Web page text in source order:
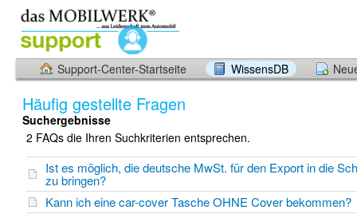
Support-Center-Startseite WissensDB
Häufig gestellte Fragen
Suchergebnisse
2 FAQs die Ihren Suchkriterien entsprechen.
Ist es möglich, die deutsche MwSt. für den Export in die
zu bringen?
Kann ich eine car-cover Tasche OHNE Cover bekommen?